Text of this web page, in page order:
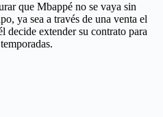
que Mbappé no se vaya sin
ya sea a través de una venta el
decide extender su contrato para